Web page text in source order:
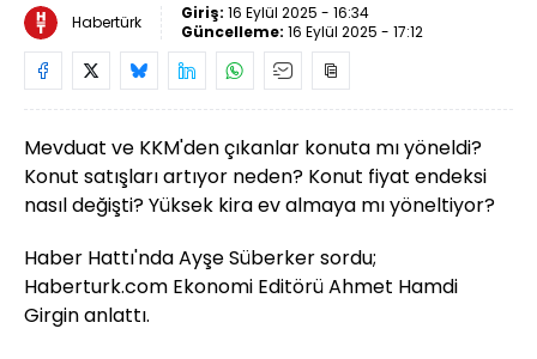
Habertürk Giriş: 16 Eylül 2025 - 16:34
Güncelleme: 16 Eylül 2025 - 17:12
Mevduat ve KKM'den çıkanlar konuta mı yöneldi?
Konut satışları artıyor neden? Konut fiyat endeksi
nasıl değişti? Yüksek kira ev almaya mı yöneltiyor?
Haber Hattı'nda Ayşe Süberker sordu;
Haberturk.com Ekonomi Editörü Ahmet Hamdi
Girgin anlattı.